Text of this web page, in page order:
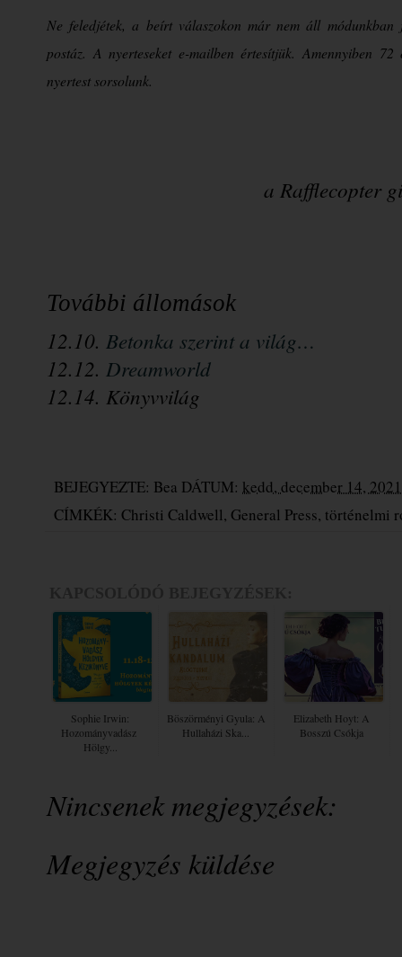
Ne feledjétek, a beírt válaszokon már nem áll
postáz. A nyerteseket e-mailben értesítjük. Amennyiben
nyertest sorsolunk.
a Rafflecopter
További állomások
12.10. Betonka szerint a világ…
12.12. Dreamworld
12.14. Könyvvilág
BEJEGYEZTE: Bea DÁTUM: kedd, december 14, 2021
CÍMKÉK: Christi Caldwell, General Press, történelmi
Sophie Irwin:
Hozományvadász ​
Hölgy...
Böszörményi Gyula: A
​hullaházi Ska...
Elizabeth Hoyt: A
Bosszú Csókja
Nincsenek megjegyzések:
Megjegyzés küldése